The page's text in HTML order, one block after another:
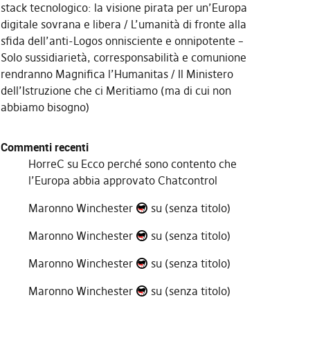
stack tecnologico: la visione pirata per un’Europa
digitale sovrana e libera
L’umanità di fronte alla
sfida dell’anti-Logos onnisciente e onnipotente –
Solo sussidiarietà, corresponsabilità e comunione
rendranno Magnifica l’Humanitas
Il Ministero
dell’Istruzione che ci Meritiamo (ma di cui non
abbiamo bisogno)
Commenti recenti
HorreC su Ecco perché sono contento che
l’Europa abbia approvato Chatcontrol
Maronno Winchester
su (senza titolo)
Maronno Winchester
su (senza titolo)
Maronno Winchester
su (senza titolo)
Maronno Winchester
su (senza titolo)